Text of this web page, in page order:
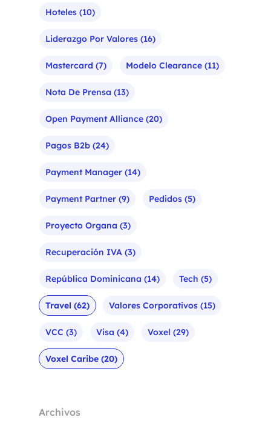
Hoteles (10)
Liderazgo Por Valores (16)
Mastercard (7) Modelo Clearance (11)
Nota De Prensa (13)
Open Payment Alliance (20)
Pagos B2b (24)
Payment Manager (14)
Payment Partner (9) Pedidos (5)
Proyecto Organa (3)
Recuperación IVA (3)
República Dominicana (14) Tech (5)
Travel (62) Valores Corporativos (15)
VCC (3) Visa (4) Voxel (29)
Voxel Caribe (20)
Archivos